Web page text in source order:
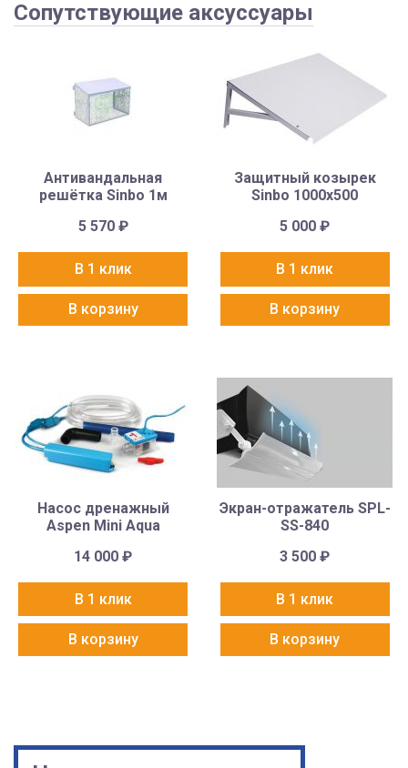
Сопутствующие аксуссуары
Антивандальная
решётка Sinbo 1м
5 570 ₽
В 1 клик
В корзину
Защитный козырек
Sinbo 1000х500
5 000₽
В 1 клик
В корзину
Насос дренажный
Aspen Mini Aqua
14 000₽
В 1 клик
В корзину
Экран-отражатель SPL-
SS-840
3 500₽
В 1 клик
В корзину